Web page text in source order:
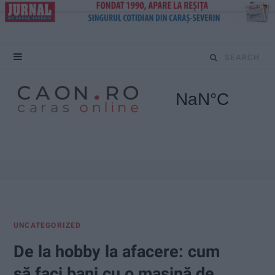
S
r
UNCATEGORIZED
De la hobby la afacere: cum